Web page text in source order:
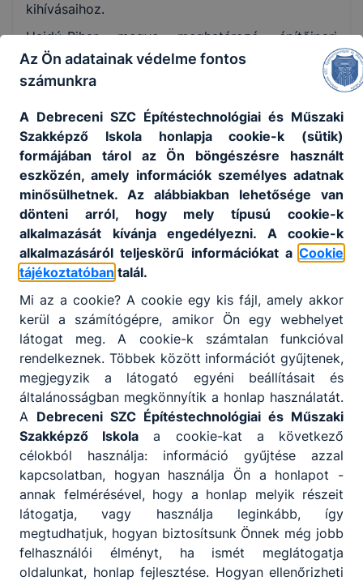
kihívásaihoz.
Hajdú-Bihar megye meghatározó építőipari
szakképző intézményeként az alapozó képzést
saját tanműhelyeinkben valósítjuk meg, kiváló
oktatók irányításával. Az ágazati alapvizsgát
követően lehetőség nyílik a versenyszférában
működő vállalkozásoknál bekapcsolódni duális
képzésbe.
A sokszínűséget nem csak a szakmák sokasága,
hanem a szakiskolai képzés és a szakképzést
előkészítő évfolyamok - az orientációs fejlesztő
évfolyam és a Dobbantó Program, illetve a
Műhelyiskolai képzés, - valamint a felnőttek
szakmai oktatása biztosítja.
Küldetésünknek tekintjük a sajátos nevelési
igényű, enyhe fokban értelmi fogyatékos tanulók
szakmához vagy részszakképesítéshez juttatását.
Akkreditált Kiváló Tehetségpontként diákjaink
évről évre eredményesen szerepelnek az
országos szintű szakmai versenyeken, az
iskolánkban oktatott ágazatok szakmáiban. Ilyen
a Szakma Kiváló Tanulója Verseny, vagy az
Euroskills.
Évek óta részt veszünk a Microsoft Innovatív
Iskolák programban, a fejlesztő munka
eredményeként a 2020/21-es tanév végén
elnyertük a
Microsoft Showcase Schoolcímet.
Az Ön adatainak védelme fontos
számunkra
A Debreceni SZC Építéstechnológiai és Műszaki
Szakképző Iskola honlapja cookie-k (sütik)
formájában tárol az Ön böngészésre használt
eszközén, amely információk személyes adatnak
minősülhetnek. Az alábbiakban lehetősége van
dönteni arról, hogy mely típusú cookie-k
alkalmazását kívánja engedélyezni. A cookie-k
alkalmazásáról teljeskörű információkat a Cookie
tájékoztatóban talál.
Mi az a cookie? A cookie egy kis fájl, amely akkor
kerül a számítógépre, amikor Ön egy webhelyet
látogat meg. A cookie-k számtalan funkcióval
rendelkeznek. Többek között információt gyűjtenek,
megjegyzik a látogató egyéni beállításait és
általánosságban megkönnyítik a honlap használatát.
A Debreceni SZC Építéstechnológiai és Műszaki
Szakképző Iskola a cookie-kat a következő
célokból használja: információ gyűjtése azzal
kapcsolatban, hogyan használja Ön a honlapot -
annak felmérésével, hogy a honlap melyik részeit
látogatja, vagy használja leginkább, így
megtudhatjuk, hogyan biztosítsunk Önnek még jobb
felhasználói élményt, ha ismét meglátogatja
oldalunkat, honlap fejlesztése. Hogyan ellenőrizheti